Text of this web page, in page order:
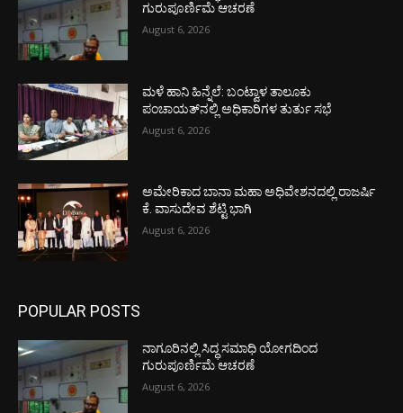
ಗುರುಪೂರ್ಣಿಮೆ ಆಚರಣೆ
August 6, 2026
ಮಳೆ ಹಾನಿ ಹಿನ್ನೆಲೆ: ಬಂಟ್ವಾಳ ತಾಲೂಕು
ಪಂಚಾಯತ್‌ನಲ್ಲಿ ಅಧಿಕಾರಿಗಳ ತುರ್ತು ಸಭೆ
August 6, 2026
ಅಮೇರಿಕಾದ ಬಾನಾ ಮಹಾ ಅಧಿವೇಶನದಲ್ಲಿ ರಾಜರ್ಷಿ
ಕೆ. ವಾಸುದೇವ ಶೆಟ್ಟಿ ಭಾಗಿ
August 6, 2026
POPULAR POSTS
ನಾಗೂರಿನಲ್ಲಿ ಸಿದ್ಧ ಸಮಾಧಿ ಯೋಗದಿಂದ
ಗುರುಪೂರ್ಣಿಮೆ ಆಚರಣೆ
August 6, 2026